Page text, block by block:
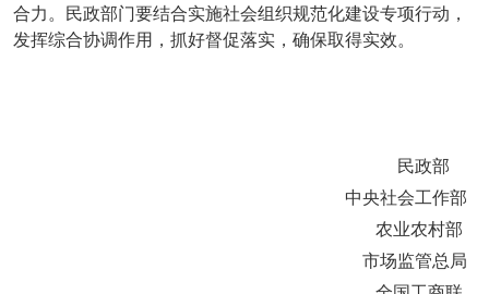
合力。民政部门要结合实施社会组织规范化建设专项行动，
发挥综合协调作用，抓好督促落实，确保取得实效。
民政部
中央社会工作部
农业农村部
市场监管总局